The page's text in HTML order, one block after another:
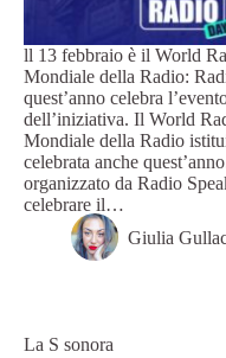
ll 13 febbraio è il World
Mondiale della Radio:
quest’anno celebra
dell’iniziativa. Il World
Mondiale della Radio
celebrata anche
organizzato da Radio
celebrare il…
Giulia
La S sonora